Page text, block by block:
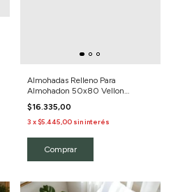
Almohadas Relleno Para
Almohadon 50x80 Vellon
Siliconado
$16.335,00
3 x$5.445,00 sin interés